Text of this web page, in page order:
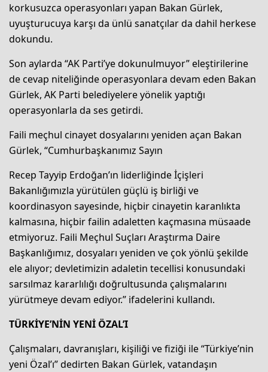
korkusuzca operasyonları yapan Bakan Gürlek,
uyuşturucuya karşı da ünlü sanatçılar da dahil herkese
dokundu.
Son aylarda “AK Parti’ye dokunulmuyor” eleştirilerine
de cevap niteliğinde operasyonlara devam eden Bakan
Gürlek, AK Parti belediyelere yönelik yaptığı
operasyonlarla da ses getirdi.
Faili meçhul cinayet dosyalarını yeniden açan Bakan
Gürlek, “Cumhurbaşkanımız Sayın
Recep Tayyip Erdoğan’ın liderliğinde İçişleri
Bakanlığımızla yürütülen güçlü iş birliği ve
koordinasyon sayesinde, hiçbir cinayetin karanlıkta
kalmasına, hiçbir failin adaletten kaçmasına müsaade
etmiyoruz. Faili Meçhul Suçları Araştırma Daire
Başkanlığımız, dosyaları yeniden ve çok yönlü şekilde
ele alıyor; devletimizin adaletin tecellisi konusundaki
sarsılmaz kararlılığı doğrultusunda çalışmalarını
yürütmeye devam ediyor.” ifadelerini kullandı.
TÜRKİYE’NİN YENİ ÖZAL’I
Çalışmaları, davranışları, kişiliği ve fiziği ile “Türkiye’nin
yeni Özal’ı” dedirten Bakan Gürlek, vatandaşın